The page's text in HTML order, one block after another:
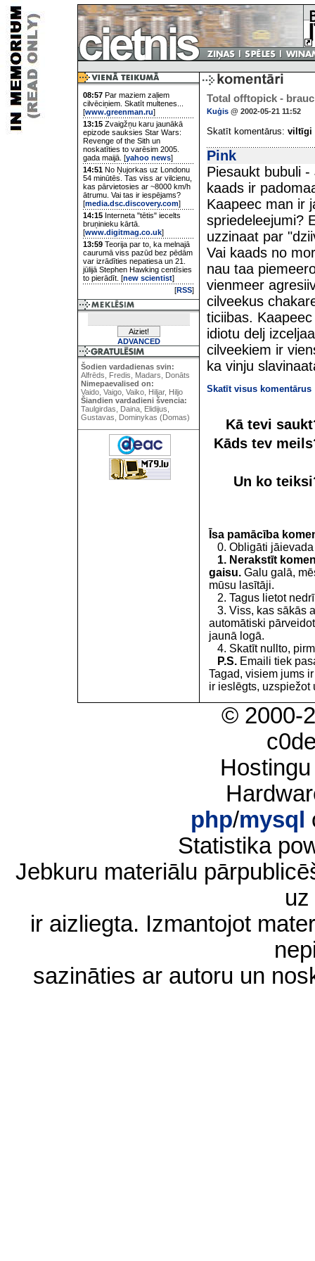
08:57 Par maziem zaļiem
cilvēciņiem. Skatīt multenes...
[www.greenman.ru]
13:15 Zvaigžņu karu jaunākā
epizode sauksies Star Wars:
Revenge of the Sith un
noskatīties to varēsim 2005.
gada maijā. [yahoo news]
14:51 No Ņujorkas uz Londonu
54 minūtēs. Tas viss ar vilcienu,
kas pārvietosies ar ~8000 km/h
ātrumu. Vai tas ir iespējams?
[media.dsc.discovery.com]
14:15 Interneta "tētis" iecelts
bruņinieku kārtā.
[www.digitmag.co.uk]
13:59 Teorija par to, ka melnajā
caurumā viss pazūd bez pēdām
var izrādīties nepatiesa un 21.
jūlijā Stephen Hawking centīsies
to pierādīt. [new scientist]
[RSS]
ADVANCED
Šodien vardadienas svin:
Alfrēds, Fredis, Madars, Donāts
Nimepaevalised on:
Vaido, Vaigo, Vaiko, Hiljar, Hiljo
Šiandien vardadieni švencia:
Taulgirdas, Daina, Elidijus,
Gustavas, Dominykas (Domas)
Total offtopick -
Kuģis @ 2002-05-21 11:52
Skatīt komentārus: viltīgi
Pink
Piesaukt bubuli
kaads ir
Kaapeec man ir
spriedeleejumi?
uzzinaat par
Vai kaads no
nau taa
vienmeer
cilveekus
ticiibas.
idiotu delj
cilveekiem ir
ka vinju
Skatīt visus komentārus
Kā tevi
Kāds tev
Un ko
Īsa pamācība
0. Obligāti jāievada
1. Nerakstīt
gaisu. Galu galā,
mūsu lasītāji.
2. Tagus lietot
3. Viss, kas sākās
automātiski
jaunā logā.
4. Skatīt nullto,
P.S. Emaili tiek
Tagad, visiem jums
ir ieslēgts, uzspiežot
© 2000-
php/mysql
Statistika
Jebkuru materiālu
ir aizliegta. Izmantojot
sazināties ar autoru un